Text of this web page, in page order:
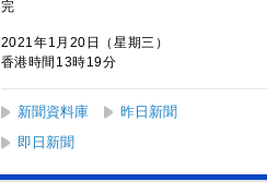
完
2021年1月20日（星期三）
香港時間13時19分
新聞資料庫 昨日新聞
即日新聞